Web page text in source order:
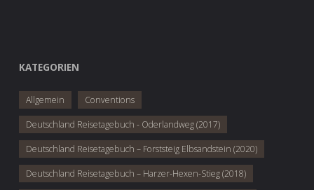
KATEGORIEN
Allgemein Conventions
Deutschland Reisetagebuch - Oderlandweg (2017)
Deutschland Reisetagebuch – Forststeig Elbsandstein (2020)
Deutschland Reisetagebuch – Harzer-Hexen-Stieg (2018)